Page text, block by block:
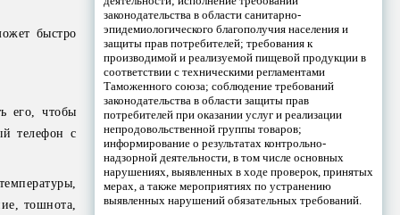
быстро
его, чтобы
телефон с
тошнота,
законодательства в области санитарно-
эпидемиологического благополучия населения и
защиты прав потребителей; требования к
производимой и реализуемой пищевой продукции в
соответствии с техническими регламентами
Таможенного союза; соблюдение требований
законодательства в области защиты прав
потребителей при оказании услуг и реализации
непродовольственной группы товаров;
информирование о результатах контрольно-
надзорной деятельности, в том числе основных
нарушениях, выявленных в ходе проверок, принятых
мерах, а также мероприятиях по устранению
выявленных нарушений обязательных требований.